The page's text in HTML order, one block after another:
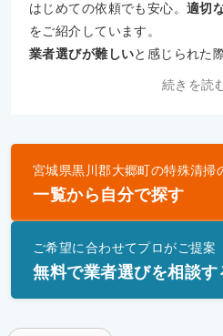
はじめての依頼でも安心。適切
をご紹介しています。
業者選びが難しいと感じられた
優良業者とは
一般財団法人遺品整理認定協
士」資格を持つ事業者のみ掲
続きを読
宮城県黒川郡大郷町の特殊清掃
一覧から自分で探す
ご希望に合わせてプロがご提案
無料で業者選びを相談す